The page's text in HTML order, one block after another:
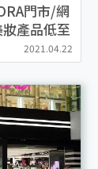
門市/網
產品低至
2021.04.22